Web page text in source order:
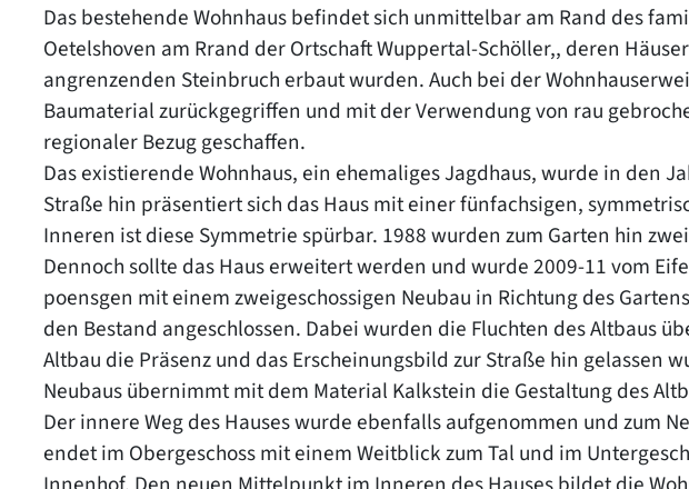
Das bestehende Wohnhaus befindet sich unmittelbar am Rand des
Oetelshoven am Rrand der Ortschaft Wuppertal-Schöller,, deren
angrenzenden Steinbruch erbaut wurden. Auch bei der
Baumaterial zurückgegriffen und mit der Verwendung von rau
regionaler Bezug geschaffen.
Das existierende Wohnhaus, ein ehemaliges Jagdhaus, wurde in den
Straße hin präsentiert sich das Haus mit einer fünfachsigen,
Inneren ist diese Symmetrie spürbar. 1988 wurden zum Garten hin
Dennoch sollte das Haus erweitert werden und wurde 2009-11 vom
poensgen mit einem zweigeschossigen Neubau in Richtung des
den Bestand angeschlossen. Dabei wurden die Fluchten des Altbaus
Altbau die Präsenz und das Erscheinungsbild zur Straße hin gelassen
Neubaus übernimmt mit dem Material Kalkstein die Gestaltung des
Der innere Weg des Hauses wurde ebenfalls aufgenommen und zum
endet im Obergeschoss mit einem Weitblick zum Tal und im